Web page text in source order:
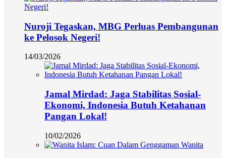
Nuroji Tegaskan, MBG Perluas Pembangunan
ke Pelosok Negeri!
14/03/2026
Jamal Mirdad: Jaga Stabilitas Sosial-
Ekonomi, Indonesia Butuh Ketahanan
Pangan Lokal!
10/02/2026